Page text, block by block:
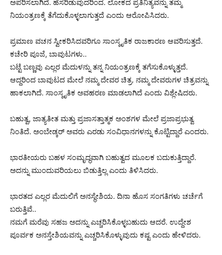
ಅಪರಿಸಲಾಗಿದೆ. ಹೆಸರಿಡುವುದರಿಂದ. ಲೋಕದ ಪ್ರತಿನಿತ್ಯವನ್ನು ತಮ್ಮ
ನಿಯಂತ್ರಣಕ್ಕೆ ತೆಗೆದುಕೊಳ್ಳಲಾಗುತ್ತದೆ ಎಂದು ಆರೋಪಿಸಿದರು.
ಪ್ರಮಾಣ ವಚನ ಸ್ವೀಕರಿಸಿದವರಿಗೂ ಸಾಂಸ್ಕೃತಿಕ ರಾಜಕಾರಣ ಆವರಿಸುತ್ತದೆ.
ಕಚೇರಿ ಪೂಜೆ, ಬಾವುಟಗಳು..
ಬಟ್ಟೆ ಬಣ್ಣವು ಎಲ್ಲರ ಮೆದುಳನ್ನು ತನ್ನ ನಿಯಂತ್ರಣಕ್ಕೆ ತಗೆಸುಕೊಳ್ಳುತ್ತದೆ.
ಆದ್ದರಿಂದ ಬಾವುಟದ ಮೇಲೆ ನಮ್ಮ ದೇವರ ಚಿತ್ರ. ನಮ್ಮ ದೇವರುಗಳ ಚಿತ್ರವನ್ನು
ಹಾಕಲಾಗಿದೆ. ಸಾಂಸ್ಕೃತಿಕ ಅವಹರಣ ಮಾಡಲಾಗಿದೆ ಎಂದು ವಿಶ್ಲೇಷಿದರು.
ಬಹುತ್ವ, ಜಾತ್ಯತೀತ ಮತ್ತು ಪ್ರಜಾಸತ್ತಾತ್ಮಕ ಅಂಶಗಳ ಮೇಲೆ‌ ಪ್ರಜಾಪ್ರಭುತ್ವ
ನಿಂತಿದೆ. ಅಂಬೇಡ್ಕರ್ ಅವರು ಎರಡು ಸಂವಿಧಾನಗಳನ್ನು ಕೊಟ್ಟಿದ್ದಾರೆ ಎಂದರು.
ಭಾರತೀಯರು ಬಹಳ ಸಂಮೃದ್ಧವಾಗಿ ಬಹುತ್ವದ ಮೂಲಕ ಬದುಕುತ್ತಿದ್ದಾರೆ.
ಅದನ್ನು‌ ಮುಂದುವರಿಯಲು ಬಿಡುತ್ತಿಲ್ಲ ಎಂದು ತಿಳಿಸಿದರು.
ಭಾರತದ ಎಲ್ಲರ ಮೆದುಲಿಗೆ ಅನಸ್ಥೇಶಿಯ. ದಿನಾ ಹೊಸ ಸಂಗತಿಗಳು ಚರ್ಚೆಗೆ
ಬರುತ್ತಿವೆ..
ನಮಗೆ ಮರೆವು ಸಹಜ ಅದನ್ನು ಎಚ್ಚರಿಸಿಕೊಳ್ಳಬಹುದು ಆದರೆ. ಉದ್ದೇಶ
ಪೂರ್ವಕ ಅನಸ್ತೇಶಿಯವನ್ನು ಎಚ್ಚರಿಸಿಕೊಳ್ಳುವುದು ಕಷ್ಟ ಎಂದು ಹೇಳಿದರು.